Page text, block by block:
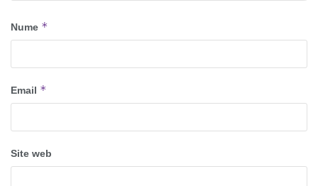
Nume *
Email *
Site web